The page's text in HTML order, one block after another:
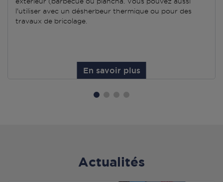
l'utiliser avec un désherbeur thermique ou pour des
travaux de bricolage.
En savoir plus
Actualités